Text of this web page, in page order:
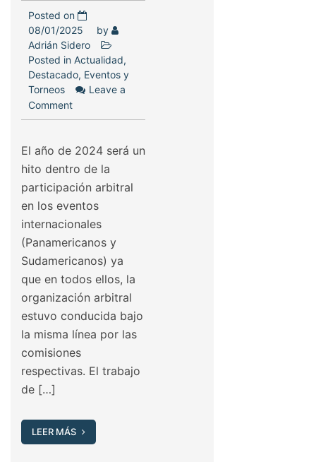
Posted on
08/01/2025
by
Adrián Sidero
Posted in Actualidad,
Destacado, Eventos y
Torneos
Leave a
Comment
El año de 2024 será un
hito dentro de la
participación arbitral
en los eventos
internacionales
(Panamericanos y
Sudamericanos) ya
que en todos ellos, la
organización arbitral
estuvo conducida bajo
la misma línea por las
comisiones
respectivas. El trabajo
de […]
LEER MÁS